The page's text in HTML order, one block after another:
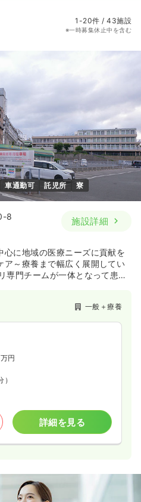
1-20件 / 43施設
※一時募集休止中を含む
車通勤可 託児所 寮
8
施設詳細
に地域の医療ニーズに貢献を
ア～療養まで幅広く展開してい
専門チームが一体となって患者
一般＋療養
円
）
詳細を見る